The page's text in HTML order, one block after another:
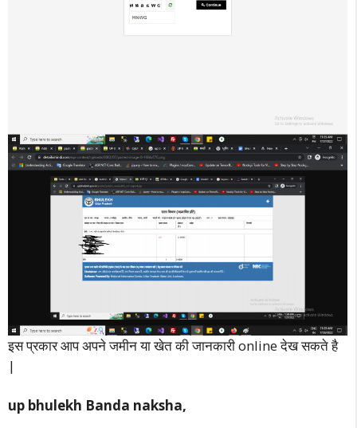
इस प्रकार आप अपने जमीन या खेत की जानकारी online देख सकते है
|
up bhulekh Banda naksha,